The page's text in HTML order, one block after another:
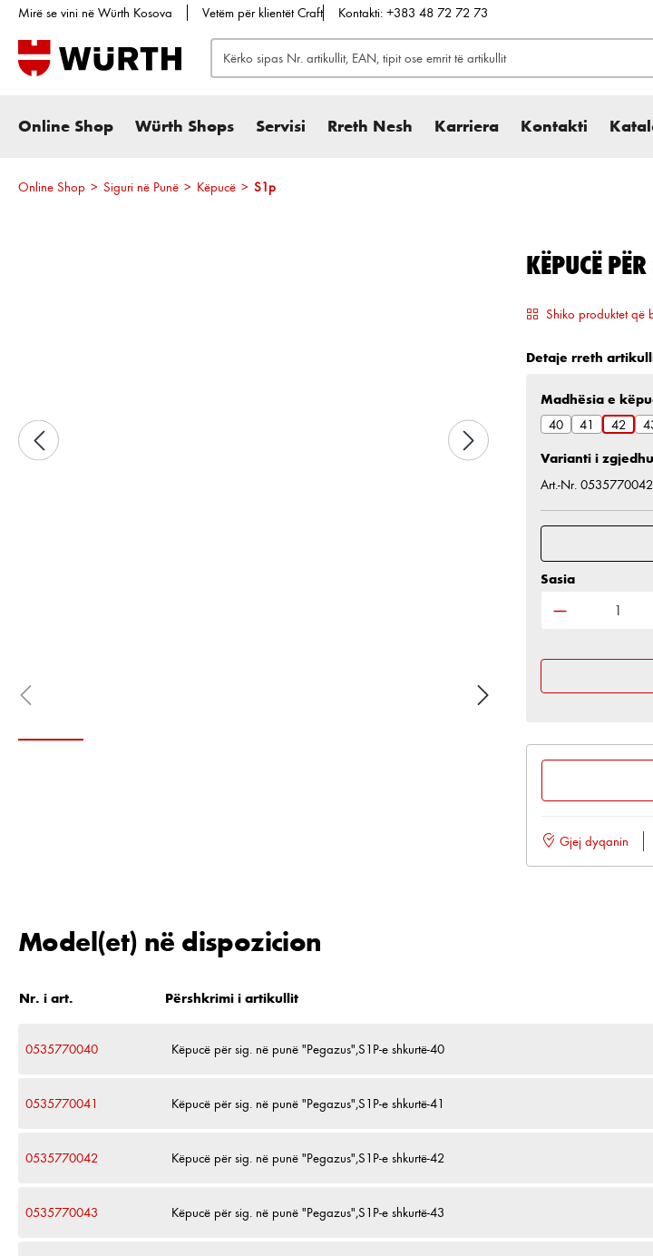
kërkimi Kalo te navigimi kryesor
Mirë se vini në Würth Kosova Vetëm për klientët Craft Kontakti: +383 48 72 72 73
Online Shop Würth Shops Servisi Rreth Nesh Karriera Kontakti
Online Shop > Siguri në Punë > Këpucë > S1p
KËPUCË
Shiko produktet që
Detaje rreth
Zgjidh
Madhësia e
40
41 42
Varianti i
Art.-Nr. 0535770042
Sasia e
Sasia
Gjej dyqanin
Model(et) në dispozicion
Nr. i art. Përshkrimi i artikullit
0535770040 Këpucë për sig. në punë "Pegazus",S1P-e shkurtë-40
0535770041 Këpucë për sig. në punë "Pegazus",S1P-e shkurtë-41
0535770042 Këpucë për sig. në punë "Pegazus",S1P-e shkurtë-42
0535770043 Këpucë për sig. në punë "Pegazus",S1P-e shkurtë-43